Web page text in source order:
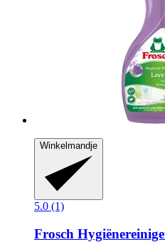
Winkelmandje
5.0 (1)
Frosch